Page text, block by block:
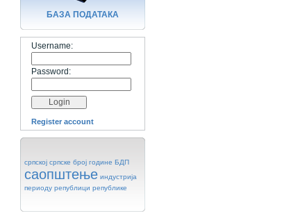
БАЗA ПОДАТАКА
Username:
Password:
Register account
српској српске број године БДП
саопштење индустрија
периоду републици републике